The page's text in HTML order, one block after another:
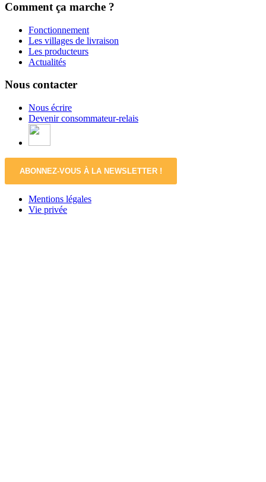
Comment ça marche ?
Fonctionnement
Les villages de livraison
Les producteurs
Actualités
Nous contacter
Nous écrire
Devenir consommateur-relais
ABONNEZ-VOUS À LA NEWSLETTER !
Mentions légales
Vie privée